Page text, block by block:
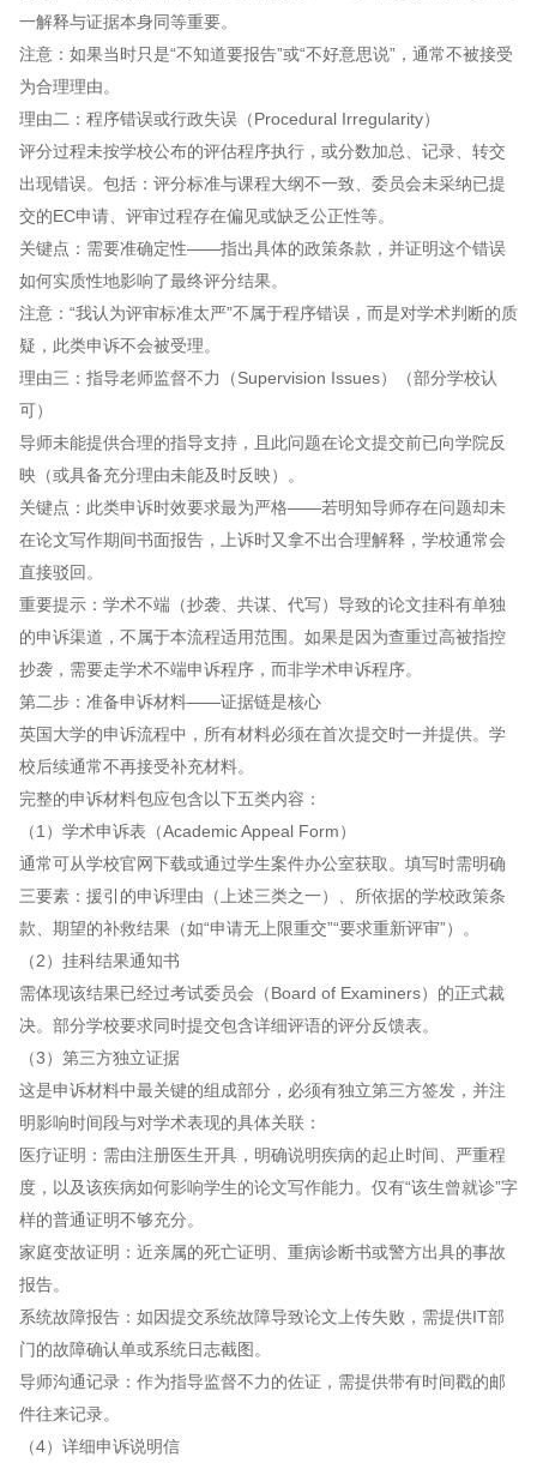
一解释与证据本身同等重要。
注意：如果当时只是“不知道要报告”或“不好意思说”，通常不被接受
为合理理由。
理由二：程序错误或行政失误（Procedural Irregularity）
评分过程未按学校公布的评估程序执行，或分数加总、记录、转交
出现错误。包括：评分标准与课程大纲不一致、委员会未采纳已提
交的EC申请、评审过程存在偏见或缺乏公正性等。
关键点：需要准确定性——指出具体的政策条款，并证明这个错误
如何实质性地影响了最终评分结果。
注意：“我认为评审标准太严”不属于程序错误，而是对学术判断的质
疑，此类申诉不会被受理。
理由三：指导老师监督不力（Supervision Issues）（部分学校认
可）
导师未能提供合理的指导支持，且此问题在论文提交前已向学院反
映（或具备充分理由未能及时反映）。
关键点：此类申诉时效要求最为严格——若明知导师存在问题却未
在论文写作期间书面报告，上诉时又拿不出合理解释，学校通常会
直接驳回。
重要提示：学术不端（抄袭、共谋、代写）导致的论文挂科有单独
的申诉渠道，不属于本流程适用范围。如果是因为查重过高被指控
抄袭，需要走学术不端申诉程序，而非学术申诉程序。
第二步：准备申诉材料——证据链是核心
英国大学的申诉流程中，所有材料必须在首次提交时一并提供。学
校后续通常不再接受补充材料。
完整的申诉材料包应包含以下五类内容：
（1）学术申诉表（Academic Appeal Form）
通常可从学校官网下载或通过学生案件办公室获取。填写时需明确
三要素：援引的申诉理由（上述三类之一）、所依据的学校政策条
款、期望的补救结果（如“申请无上限重交”“要求重新评审”）。
（2）挂科结果通知书
需体现该结果已经过考试委员会（Board of Examiners）的正式裁
决。部分学校要求同时提交包含详细评语的评分反馈表。
（3）第三方独立证据
这是申诉材料中最关键的组成部分，必须有独立第三方签发，并注
明影响时间段与对学术表现的具体关联：
医疗证明：需由注册医生开具，明确说明疾病的起止时间、严重程
度，以及该疾病如何影响学生的论文写作能力。仅有“该生曾就诊”字
样的普通证明不够充分。
家庭变故证明：近亲属的死亡证明、重病诊断书或警方出具的事故
报告。
系统故障报告：如因提交系统故障导致论文上传失败，需提供IT部
门的故障确认单或系统日志截图。
导师沟通记录：作为指导监督不力的佐证，需提供带有时间戳的邮
件往来记录。
（4）详细申诉说明信